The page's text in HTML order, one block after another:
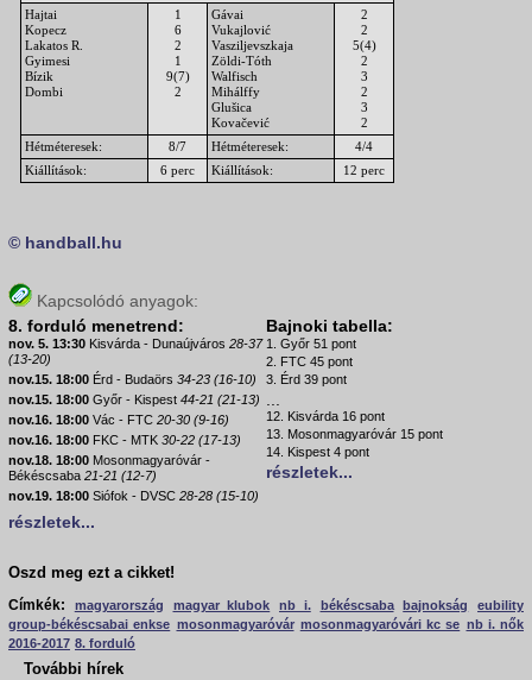
Hajtai
Kopecz
Lakatos R.
Gyimesi
Bízik
Dombi
1
6
2
1
9(7)
2
Gávai
Vukajlović
Vasziljevszkaja
Zöldi-Tóth
Walfisch
Mihálffy
Glušica
Kovačević
2
2
5(4)
2
3
2
3
2
Hétméteresek:
8/7 Hétméteresek:
4/4
Kiállítások:
6 perc Kiállítások: 12 perc
© handball.hu
Kapcsolódó anyagok:
8. forduló menetrend:
nov. 5. 13:30 Kisvárda - Dunaújváros 28-37
(13-20)
nov.15. 18:00 Érd - Budaörs 34-23 (16-10)
nov.15. 18:00 Győr - Kispest 44-21 (21-13)
nov.16. 18:00 Vác - FTC 20-30 (9-16)
nov.16. 18:00 FKC - MTK 30-22 (17-13)
nov.18. 18:00 Mosonmagyaróvár -
Békéscsaba 21-21 (12-7)
nov.19. 18:00 Siófok - DVSC 28-28 (15-10)
részletek...
Bajnoki tabella:
1. Győr 51 pont
2. FTC 45 pont
3. Érd 39 pont
...
12. Kisvárda 16 pont
13. Mosonmagyaróvár 15 pont
14. Kispest 4 pont
részletek...
Oszd meg ezt a cikket!
Címkék:
magyarország magyar klubok nb i. békéscsaba bajnokság
eubility
group-békéscsabai enkse mosonmagyaróvár mosonmagyaróvári kc se nb i. nők
2016-2017 8. forduló
További hírek